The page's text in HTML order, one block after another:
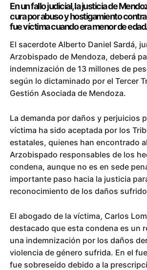
En un fallo judicial, la justicia de
cura por abuso y hostigamiento
fue víctima cuando era menor de edad.
El sacerdote Alberto Daniel Sardá,
Arzobispado de Mendoza, deberá
indemnización de 13 millones de
según lo dictaminado por el Tercer
Gestión Asociada de Mendoza.
La demanda por daños y perjuicios
víctima ha sido aceptada por los
estatales, quienes han encontrado
Arzobispado responsables de los
condena, aunque no es en sede
importante paso hacia la justicia
reconocimiento de los daños
El abogado de la víctima, Carlos
destacado que esta condena es un
una indemnización por los daños
violencia de género sufrida. En el
fue sobreseído debido a la